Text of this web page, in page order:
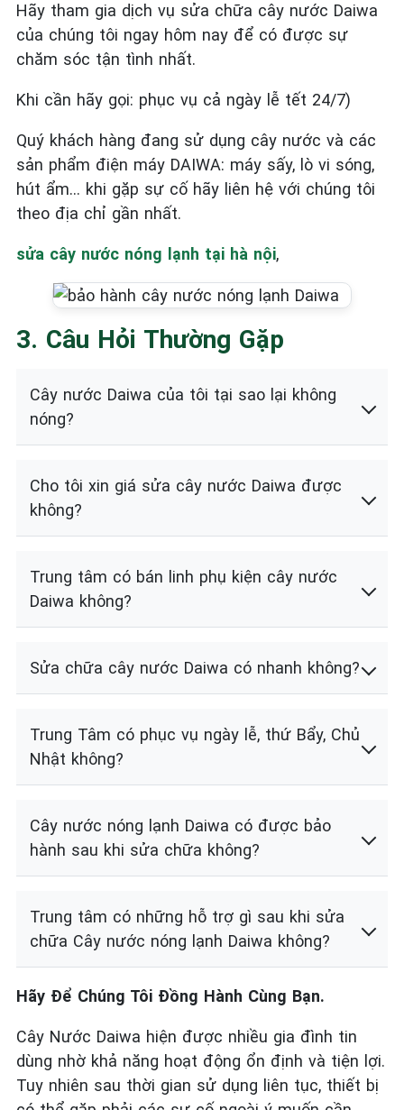
Hãy tham gia dịch vụ sửa chữa cây nước Daiwa
của chúng tôi ngay hôm nay để có được sự
chăm sóc tận tình nhất.
Khi cần hãy gọi: phục vụ cả ngày lễ tết 24/7)
Quý khách hàng đang sử dụng cây nước và các
sản phẩm điện máy DAIWA: máy sấy, lò vi sóng,
hút ẩm… khi gặp sự cố hãy liên hệ với chúng tôi
theo địa chỉ gần nhất.
sửa cây nước nóng lạnh tại hà nội,
3. Câu Hỏi Thường Gặp
Cây nước Daiwa của tôi tại sao lại không
nóng?
Cho tôi xin giá sửa cây nước Daiwa được
không?
Trung tâm có bán linh phụ kiện cây nước
Daiwa không?
Sửa chữa cây nước Daiwa có nhanh không?
Trung Tâm có phục vụ ngày lễ, thứ Bẩy, Chủ
Nhật không?
Cây nước nóng lạnh Daiwa có được bảo
hành sau khi sửa chữa không?
Trung tâm có những hỗ trợ gì sau khi sửa
chữa Cây nước nóng lạnh Daiwa không?
Hãy Để Chúng Tôi Đồng Hành Cùng Bạn.
Cây Nước Daiwa hiện được nhiều gia đình tin
dùng nhờ khả năng hoạt động ổn định và tiện lợi.
Tuy nhiên sau thời gian sử dụng liên tục, thiết bị